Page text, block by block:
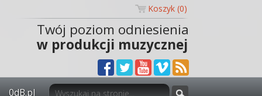
Koszyk (0)
Twój poziom odniesienia
w produkcji muzycznej
0dB.pl